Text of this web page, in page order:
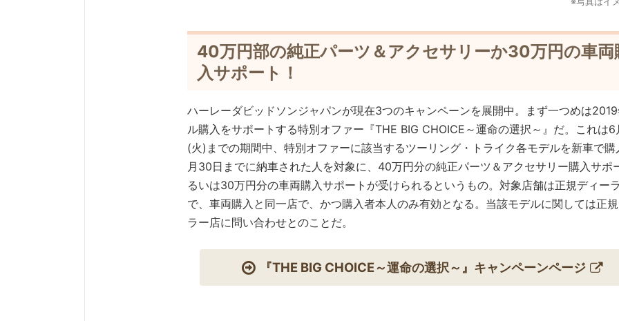
40万円部の純正パーツ＆アクセサリーか30万円の車両
入サポート！
ハーレーダビッドソンジャパンが現在3つのキャンペーンを展開中。まず一つめは
ル購入をサポートする特別オファー『THE BIG CHOICE～運命の選択～』だ。これは
(火)までの期間中、特別オファーに該当するツーリング・トライク各モデルを新車で
月30日までに納車された人を対象に、40万円分の純正パーツ＆アクセサリー購入サポ
るいは30万円分の車両購入サポートが受けられるというもの。対象店舗は正規ディー
で、車両購入と同一店で、かつ購入者本人のみ有効となる。当該モデルに関しては正
ラー店に問い合わせとのことだ。
『THE BIG CHOICE～運命の選択～』キャンペーンページ